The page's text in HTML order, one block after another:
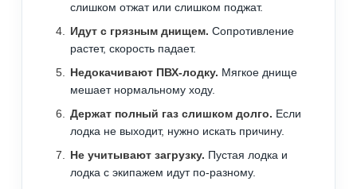
слишком отжат или слишком поджат.
Идут с грязным днищем. Сопротивление
растет, скорость падает.
Недокачивают ПВХ-лодку. Мягкое днище
мешает нормальному ходу.
Держат полный газ слишком долго. Если
лодка не выходит, нужно искать причину.
Не учитывают загрузку. Пустая лодка и
лодка с экипажем идут по-разному.